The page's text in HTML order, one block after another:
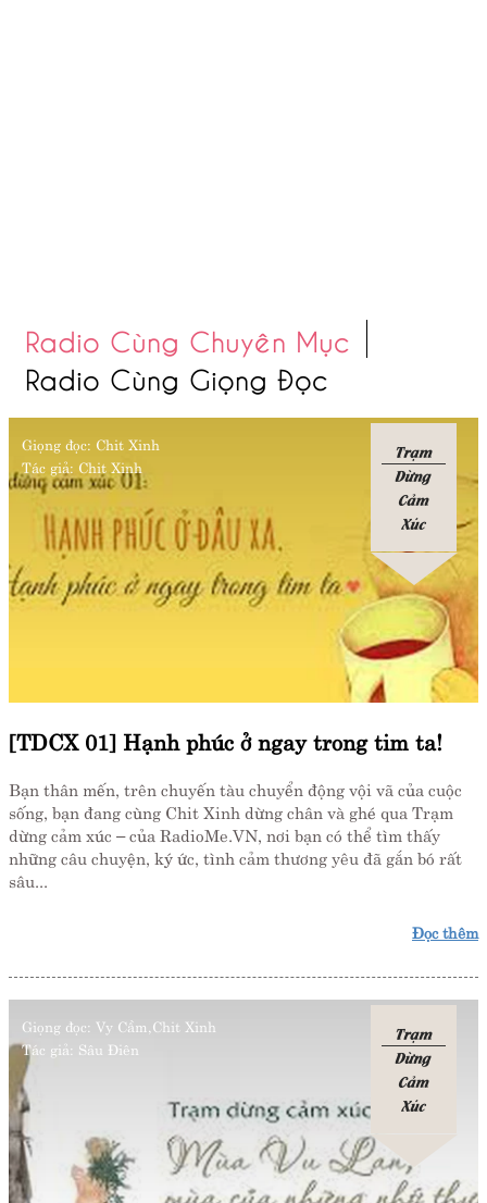
Radio Cùng Chuyên Mục
Radio Cùng Giọng Đọc
Giọng đọc: Chit Xinh
Tác giả: Chit Xinh
Trạm
Dừng
Cảm
Xúc
[TDCX 01] Hạnh phúc ở ngay trong tim ta!
Bạn thân mến, trên chuyến tàu chuyển động vội vã của cuộc
sống, bạn đang cùng Chit Xinh dừng chân và ghé qua Trạm
dừng cảm xúc – của RadioMe.VN, nơi bạn có thể tìm thấy
những câu chuyện, ký ức, tình cảm thương yêu đã gắn bó rất
sâu...
Đọc thêm
Giọng đọc: Vy Cầm,Chit Xinh
Tác giả: Sâu Điên
Trạm
Dừng
Cảm
Xúc